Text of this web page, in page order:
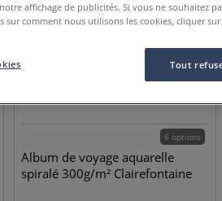
6 options
Album de voyage aquarelle
spiralé 300g/m² Clairefontaine
affichage de publicités. Si vous ne souhaitez
sur comment nous utilisons les cookies, cliquer sur
Tout